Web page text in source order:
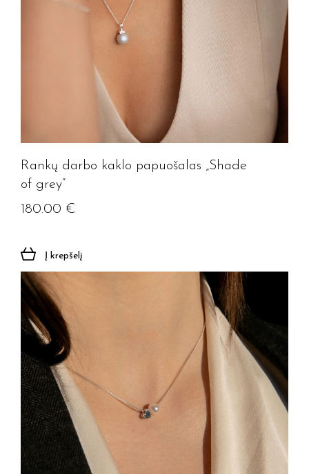
Rankų darbo kaklo papuošalas „Shade
of grey”
180.00 €
Į krepšelį